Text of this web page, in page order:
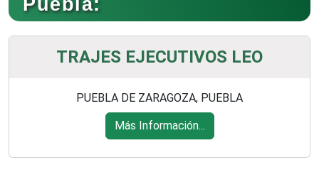
TRAJES EJECUTIVOS LEO
PUEBLA DE ZARAGOZA, PUEBLA
Más Información...